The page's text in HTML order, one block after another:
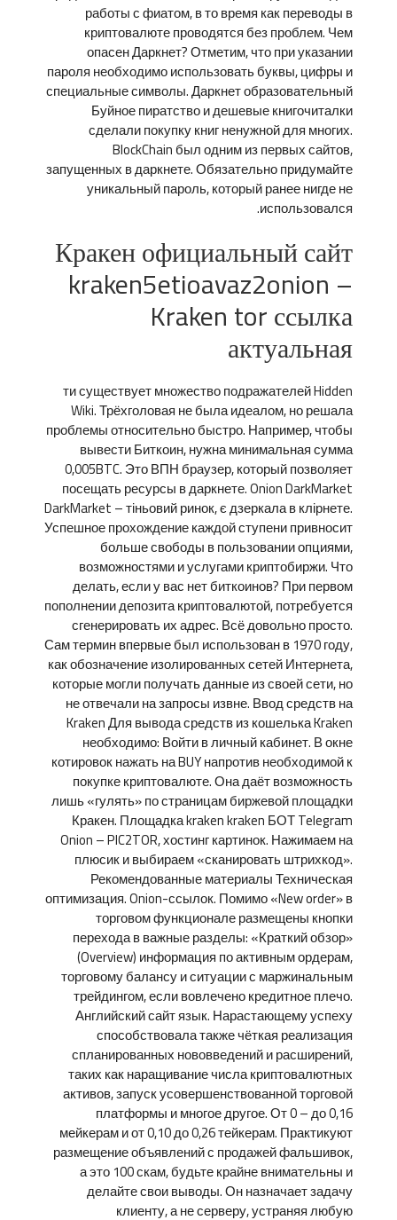
работы с фиатом, в то время как переводы в
криптовалюте проводятся без проблем. Чем
опасен Даркнет? Отметим, что при указании
пароля необходимо использовать буквы, цифры и
специальные символы. Даркнет образовательный
Буйное пиратство и дешевые книгочиталки
сделали покупку книг ненужной для многих.
BlockChain был одним из первых сайтов,
запущенных в даркнете. Обязательно придумайте
уникальный пароль, который ранее нигде не
использовался.
Кракен официальный сайт
kraken5etioavaz2onion –
Kraken tor ссылка
актуальная
ти существует множество подражателей Hidden
Wiki. Трёхголовая не была идеалом, но решала
проблемы относительно быстро. Например, чтобы
вывести Биткоин, нужна минимальная сумма
0,005BTC. Это ВПН браузер, который позволяет
посещать ресурсы в даркнете. Onion DarkMarket
DarkMarket – тіньовий ринок, є дзеркала в клірнете.
Успешное прохождение каждой ступени привносит
больше свободы в пользовании опциями,
возможностями и услугами криптобиржи. Что
делать, если у вас нет биткоинов? При первом
пополнении депозита криптовалютой, потребуется
сгенерировать их адрес. Всё довольно просто.
Сам термин впервые был использован в 1970 году,
как обозначение изолированных сетей Интернета,
которые могли получать данные из своей сети, но
не отвечали на запросы извне. Ввод средств на
Kraken Для вывода средств из кошелька Kraken
необходимо: Войти в личный кабинет. В окне
котировок нажать на BUY напротив необходимой к
покупке криптовалюте. Она даёт возможность
лишь «гулять» по страницам биржевой площадки
Кракен. Площадка kraken kraken БОТ Telegram
Onion – PIC2TOR, хостинг картинок. Нажимаем на
плюсик и выбираем «сканировать штрихкод».
Рекомендованные материалы Техническая
оптимизация. Onion-ссылок. Помимо «New order» в
торговом функционале размещены кнопки
перехода в важные разделы: «Краткий обзор»
(Overview) информация по активным ордерам,
торговому балансу и ситуации с маржинальным
трейдингом, если вовлечено кредитное плечо.
Английский сайт язык. Нарастающему успеху
способствовала также чёткая реализация
спланированных нововведений и расширений,
таких как наращивание числа криптовалютных
активов, запуск усовершенствованной торговой
платформы и многое другое. От 0 – до 0,16
мейкерам и от 0,10 до 0,26 тейкерам. Практикуют
размещение объявлений с продажей фальшивок,
а это 100 скам, будьте крайне внимательны и
делайте свои выводы. Он назначает задачу
клиенту, а не серверу, устраняя любую